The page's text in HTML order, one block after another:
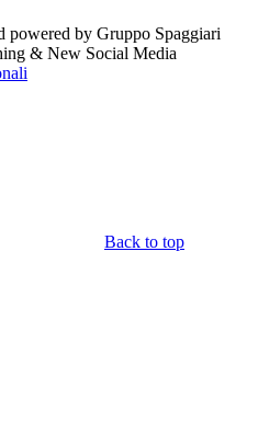
powered by Gruppo Spaggiari
& New Social Media
Back to top